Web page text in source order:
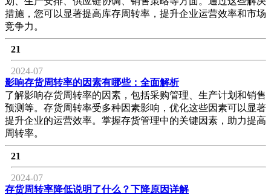
措施，您可以显著提高库存周转率，提升企业运营效率和市场
竞争力。
21
2024-07
影响存货周转率的因素有哪些：全面解析
了解影响存货周转率的因素，包括采购管理、生产计划和销售
预测等。存货周转率受多种因素影响，优化这些因素可以显著
提升企业的运营效率。掌握存货管理中的关键因素，助力提高
周转率。
21
2024-07
存货周转率降低说明了什么？下降原因详解